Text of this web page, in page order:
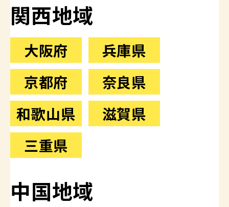
関西地域
大阪府
兵庫県
京都府
奈良県
和歌山県
滋賀県
三重県
中国地域